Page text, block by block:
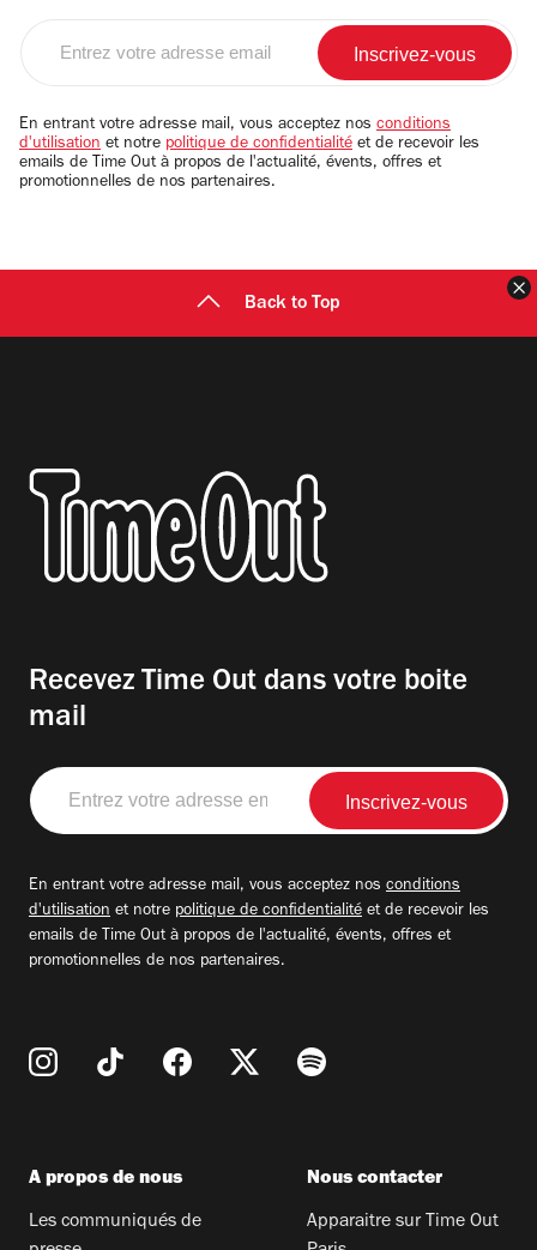
email
En entrant votre adresse mail, vous acceptez nos conditions
d'utilisation et notre politique de confidentialité et de recevoir les
emails de Time Out à propos de l'actualité, évents, offres et
promotionnelles de nos partenaires.
Back to Top
Recevez Time Out dans votre boite
mail
Entrez
votre
adresse
En entrant votre adresse mail, vous acceptez nos conditions
d'utilisation et notre politique de confidentialité et de recevoir les
emails de Time Out à propos de l'actualité, évents, offres et
promotionnelles de nos partenaires.
A propos de nous
Les communiqués de
Nous contacter
Apparaitre sur Time Out